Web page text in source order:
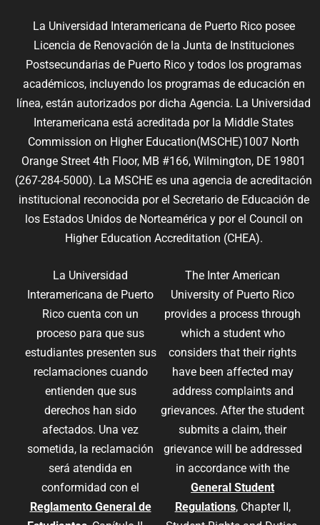
La Universidad Interamericana de Puerto Rico posee
Licencia de Renovación de la Junta de Instituciones
Postsecundarias de Puerto Rico y todos los programas
académicos, incluyendo los programas de educación en
línea, están autorizados por dicha Agencia. La Universidad
Interamericana está acreditada por la Middle States
Commission on Higher Education(MSCHE)1007 North
Orange Street 4th Floor, MB #166, Wilmington, DE 19801
(267-284-5000). La MSCHE es una agencia de acreditación
institucional reconocida por el Secretario de Educación de
los Estados Unidos de Norteamérica y por el Council on
Higher Education Accreditation (CHEA).
La Universidad
Interamericana de Puerto
Rico cuenta con un
proceso para que sus
estudiantes presenten sus
reclamaciones cuando
entienden que sus
derechos han sido
afectados. Una vez
sometida, la reclamación
será atendida en
conformidad con el
Reglamento General de
The Inter American
University of Puerto Rico
provides a process through
which a student who
considers that their rights
have been affected may
address complaints and
grievances. After the student
submits a claim, their
grievance will be addressed
in accordance with the
General Student
Regulations, Chapter II,